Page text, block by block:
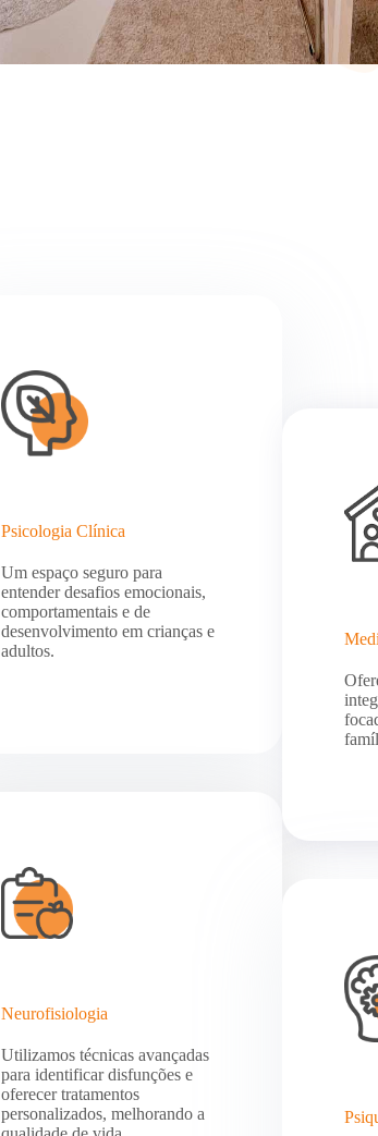
Psicologia Clínica
Um espaço seguro para
entender desafios emocionais,
comportamentais e de
desenvolvimento em crianças e
adultos.
Neurofisiologia
Utilizamos técnicas avançadas
para identificar disfunções e
oferecer tratamentos
personalizados, melhorando a